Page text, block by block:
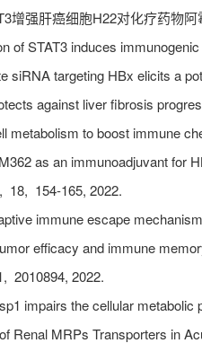
增强肝癌细胞H22对化疗药物
of STAT3 induces
siRNA targeting HBx elicits a
against liver fibrosis
metabolism to boost immune
as an immunoadjuvant for
18, 154-165, 2022.
immune escape
efficacy and immune
2010894, 2022.
impairs the cellular
Renal MRPs Transporters in